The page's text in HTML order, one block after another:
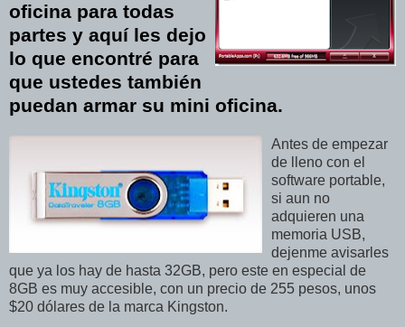
oficina para todas
partes y aquí les dejo
lo que encontré para
que ustedes también
puedan armar su mini oficina.
Antes de empezar
de lleno con el
software portable,
si aun no
adquieren una
memoria USB,
dejenme avisarles
que ya los hay de hasta 32GB, pero este en especial de
8GB es muy accesible, con un precio de 255 pesos, unos
$20 dólares de la marca Kingston.